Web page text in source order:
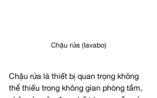
Chậu rửa (lavabo)
Chậu rửa là thiết bị quan trọng không
thể thiếu trong không gian phòng tắm,